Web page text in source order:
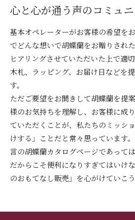
心と心が通う声のコミュ
基本オペレーターがお客様の希望を
でどんな想いで胡蝶蘭をお贈りされ
ヒアリングさせていただいた上で適
木札、ラッピング、お届け日などを
す。
ただご要望をお聞きして胡蝶蘭を提
様のお気持ちを理解し、お客様に成
ていただくことが、私たちのミッシ
けする」ことだと常々思っています
言の胡蝶蘭カタログページであって
だからこそ便利になりすぎてはいけ
のおもてなし販売」を心がけていこ